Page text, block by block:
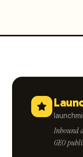
Inbound
GEO